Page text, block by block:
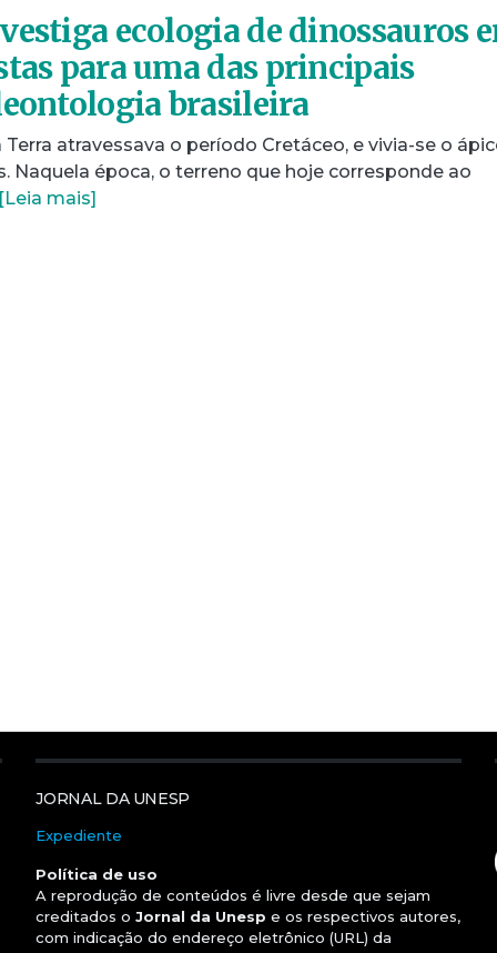
ecologia de dinossauros
para uma das principais
brasileira
atravessava o período Cretáceo, e vivia-se o
Naquela época, o terreno que hoje corresponde ao
mais]
JORNAL DA UNESP
Expediente
Política de uso
A reprodução de conteúdos é livre desde que sejam
creditados oJornal da Unesp e os respectivos autores,
com indicação do endereço eletrônico (URL) da